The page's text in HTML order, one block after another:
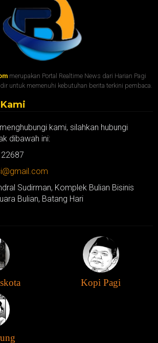
merupakan Portal Realtime News dari Harian Pagi
untuk memenuhi kebutuhan berita terkini pembaca.
Kami
kami, silahkan hubungi
dibawah ini:
Sudirman, Komplek Bulian Bisinis
Bulian, Batang Hari
Kopi Pagi